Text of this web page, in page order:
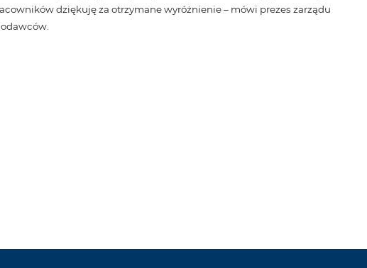
dziękuję za otrzymane wyróżnienie – mówi prezes zarządu